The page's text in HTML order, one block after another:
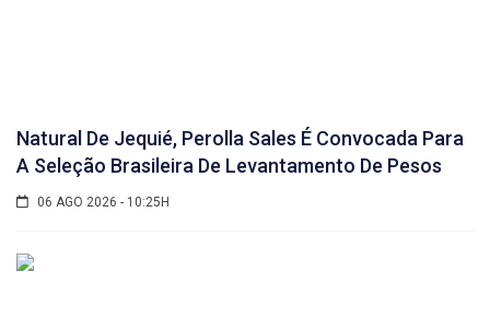
Natural De Jequié, Perolla Sales É Convocada Para
A Seleção Brasileira De Levantamento De Pesos
06 AGO 2026 - 10:25H